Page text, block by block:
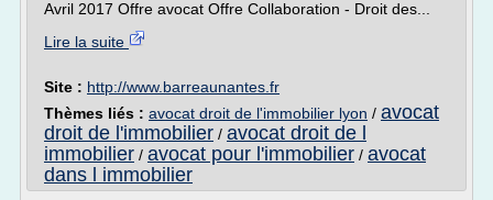
Avril 2017 Offre avocat Offre Collaboration - Droit des...
Lire la suite
Site : http://www.barreaunantes.fr
Thèmes liés : avocat droit de l'immobilier lyon / avocat
droit de l'immobilier / avocat droit de l
immobilier / avocat pour l'immobilier / avocat
dans l immobilier